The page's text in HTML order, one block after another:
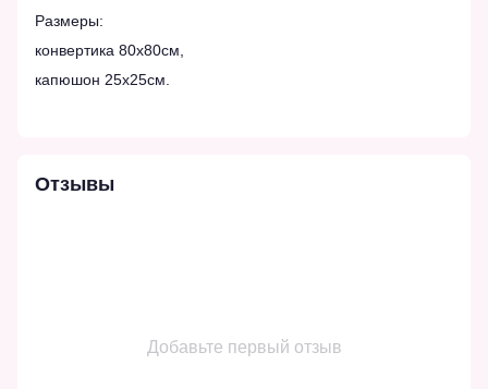
Размеры:
конвертика 80х80см,
капюшон 25х25см.
Отзывы
Добавьте первый отзыв